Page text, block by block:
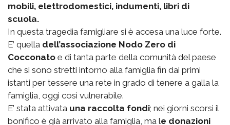
mobili, elettrodomestici, indumenti, libri di
scuola.
In questa tragedia famigliare si è accesa una luce forte.
E’ quella dell’associazione Nodo Zero di
Cocconato e di tanta parte della comunità del paese
che si sono stretti intorno alla famiglia fin dai primi
istanti per tessere una rete in grado di tenere a galla la
famiglia, oggi così vulnerabile.
E’ stata attivata una raccolta fondi; nei giorni scorsi il
bonifico è già arrivato alla famiglia, ma le donazioni